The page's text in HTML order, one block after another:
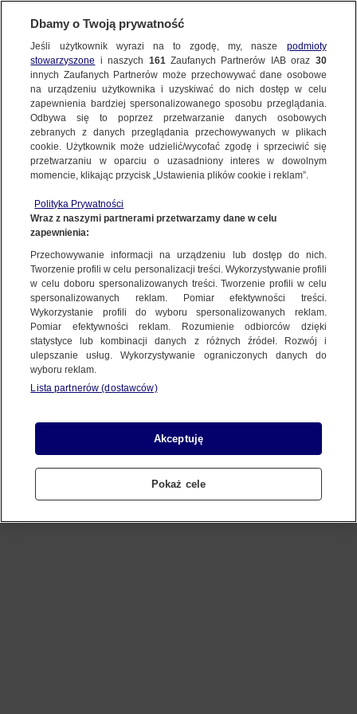
Oops!
Something went wrong. Please try
refreshing the app
Dbamy o Twoją prywatność
Jeśli użytkownik wyrazi na to zgodę, my, nasze podmioty
stowarzyszone i naszych 161Zaufanych Partnerów IAB oraz 30
innych Zaufanych Partnerów może przechowywać dane osobowe
na urządzeniu użytkownika i uzyskiwać do nich dostęp w celu
zapewnienia bardziej spersonalizowanego sposobu przeglądania.
Odbywa się to poprzez przetwarzanie danych osobowych
zebranych z danych przeglądania przechowywanych w plikach
cookie. Użytkownik może udzielić/wycofać zgodę i sprzeciwić się
przetwarzaniu w oparciu o uzasadniony interes w dowolnym
momencie, klikając przycisk „Ustawienia plików cookie i reklam”.
Polityka Prywatności
Wraz z naszymi partnerami przetwarzamy dane w celu
zapewnienia:
Przechowywanie informacji na urządzeniu lub dostęp do nich.
Tworzenie profili w celu personalizacji treści. Wykorzystywanie profili
w celu doboru spersonalizowanych treści. Tworzenie profili w celu
spersonalizowanych reklam. Pomiar efektywności treści.
Wykorzystanie profili do wyboru spersonalizowanych reklam.
Pomiar efektywności reklam. Rozumienie odbiorców dzięki
statystyce lub kombinacji danych z różnych źródeł. Rozwój i
ulepszanie usług. Wykorzystywanie ograniczonych danych do
wyboru reklam.
Lista partnerów (dostawców)
Akceptuję
Pokaż cele